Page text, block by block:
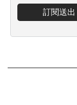
訂閱送出